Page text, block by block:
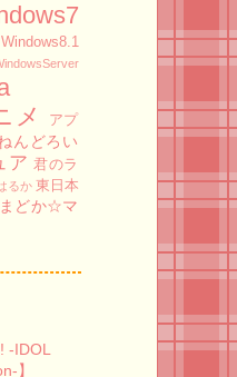
Windows8.1
メ
アプ
んどろい
ア 君のラ
るか 東日本
どか☆マ